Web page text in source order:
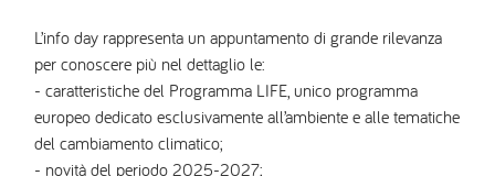
L’info day rappresenta un appuntamento di grande rilevanza
per conoscere più nel dettaglio le:
- caratteristiche del Programma LIFE, unico programma
europeo dedicato esclusivamente all’ambiente e alle tematiche
del cambiamento climatico;
- novità del periodo 2025-2027;